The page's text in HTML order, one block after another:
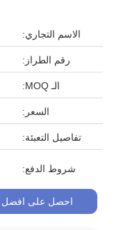
الاسم التجاري:
رقم الطراز:
الـ MOQ:
السعر:
تفاصيل التعبئة:
شروط الدفع:
احصل على افضل